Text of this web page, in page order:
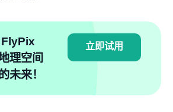
理空间
未来！
立即试用